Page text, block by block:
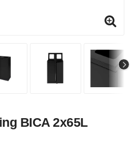
BICA 2x65L